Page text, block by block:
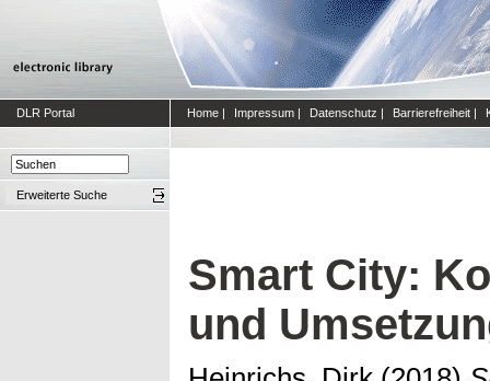
DLR Portal Home | Impressum | Datenschutz | Barrierefreiheit |
Erweiterte Suche
Smart City:
und